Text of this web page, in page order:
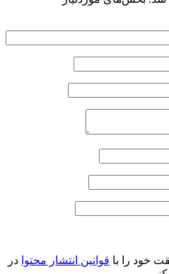
خود را با قوانین انتشار محتوا در